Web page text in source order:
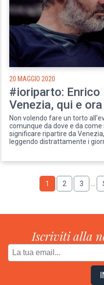
20 MAGGIO 2020
#ioriparto:
Venezia, qui e ora
Non volendo fare un torto
comunque da dove e da
significare ripartire da
leggendo distrattamente i
PaginazionePagina
1 Pagina
2 Pagina
3
Iscriviti alla